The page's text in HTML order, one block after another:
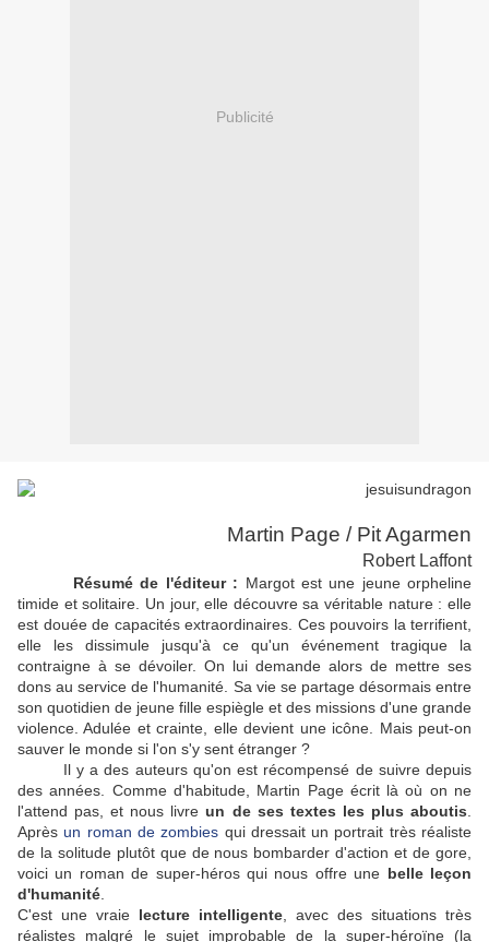
Publicité
Martin Page / Pit Agarmen
Robert Laffont
Résumé de l'éditeur : Margot est une jeune orpheline
timide et solitaire. Un jour, elle découvre sa véritable nature : elle
est douée de capacités extraordinaires. Ces pouvoirs la terrifient,
elle les dissimule jusqu'à ce qu'un événement tragique la
contraigne à se dévoiler. On lui demande alors de mettre ses
dons au service de l'humanité. Sa vie se partage désormais entre
son quotidien de jeune fille espiègle et des missions d'une grande
violence. Adulée et crainte, elle devient une icône. Mais peut-on
sauver le monde si l'on s'y sent étranger ?
Il y a des auteurs qu'on est récompensé de suivre depuis
des années. Comme d'habitude, Martin Page écrit là où on ne
l'attend pas, et nous livreun de ses textes les plus aboutis
Après un roman de zombies qui dressait un portrait très réaliste
de la solitude plutôt que de nous bombarder d'action et de gore,
voici un roman de super-héros qui nous offre une belle leçon
d'humanité
C'est une vraie lecture intelligente , avec des situations très
réalistes malgré le sujet improbable de la super-héroïne (la